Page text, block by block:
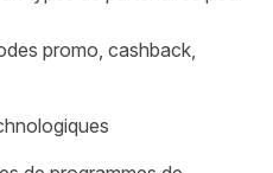
promo, cashback,